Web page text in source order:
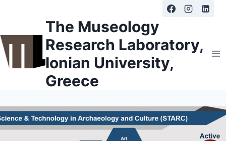
content
The Museology
Research Laboratory,
Ionian University,
Greece